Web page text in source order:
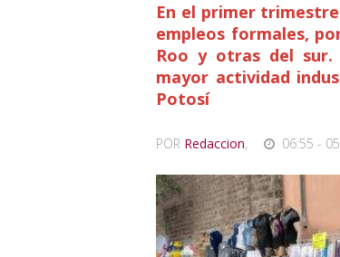
En el primer
empleos formales,
Roo y otras del
mayor actividad
Potosí
POR Redaccion, 06:55 -